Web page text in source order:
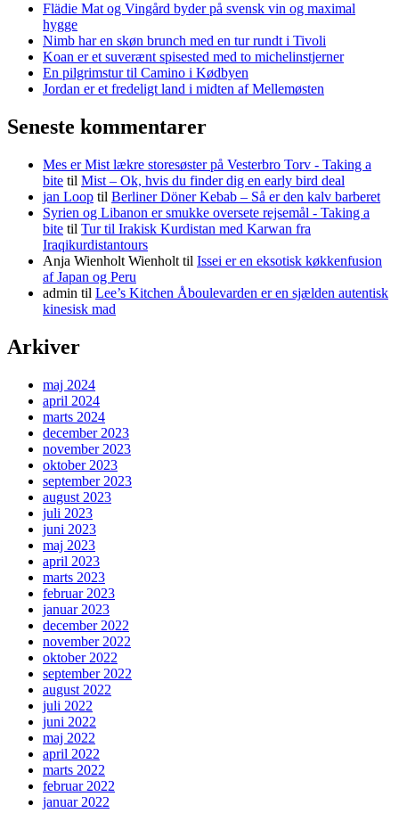
Flädie Mat og Vingård byder på svensk vin og maximal
hygge
Nimb har en skøn brunch med en tur rundt i Tivoli
Koan er et suverænt spisested med to michelinstjerner
En pilgrimstur til Camino i Kødbyen
Jordan er et fredeligt land i midten af Mellemøsten
Seneste kommentarer
Mes er Mist lækre storesøster på Vesterbro Torv - Taking a
bite til Mist – Ok, hvis du finder dig en early bird deal
jan Loop til Berliner Döner Kebab – Så er den kalv barberet
Syrien og Libanon er smukke oversete rejsemål - Taking a
bite til Tur til Irakisk Kurdistan med Karwan fra
Iraqikurdistantours
Anja Wienholt Wienholt til Issei er en eksotisk køkkenfusion
af Japan og Peru
admin til Lee’s Kitchen Åboulevarden er en sjælden autentisk
kinesisk mad
Arkiver
maj 2024
april 2024
marts 2024
december 2023
november 2023
oktober 2023
september 2023
august 2023
juli 2023
juni 2023
maj 2023
april 2023
marts 2023
februar 2023
januar 2023
december 2022
november 2022
oktober 2022
september 2022
august 2022
juli 2022
juni 2022
maj 2022
april 2022
marts 2022
februar 2022
januar 2022